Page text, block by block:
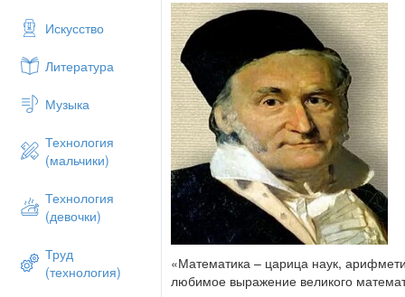
Искусство
Литература
Музыка
Технология
(мальчики)
Технология
(девочки)
Труд
(технология)
«Математика – царица наук,
любимое выражение великого